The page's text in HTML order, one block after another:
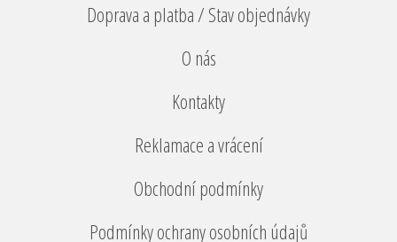
Doprava a platba / Stav objednávky
O nás
Kontakty
Reklamace a vrácení
Obchodní podmínky
Podmínky ochrany osobních údajů